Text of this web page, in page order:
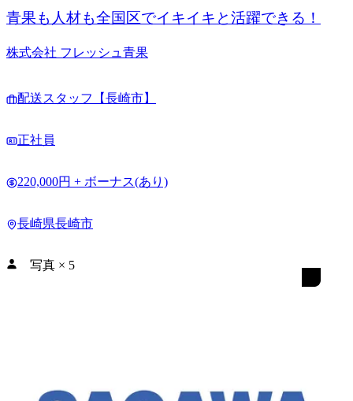
青果も人材も全国区でイキイキと活躍できる！
株式会社 フレッシュ青果
配送スタッフ【長崎市】
正社員
220,000円 + ボーナス(あり)
長崎県長崎市
写真 × 5